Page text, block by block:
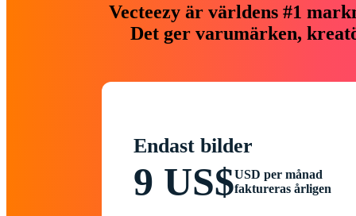
Vecteezy är världens #1
Det ger varumärken,
Endast bilder
9 US$USD per månad
faktureras årligen